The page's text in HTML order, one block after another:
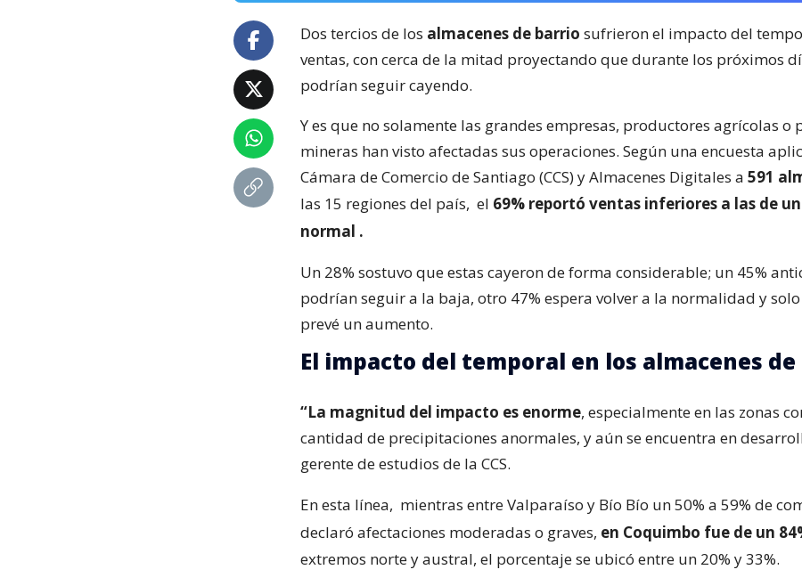
Dos tercios de los almacenes de barrio sufrieron el impacto del
ventas, con cerca de la mitad proyectando que durante los próximos
podrían seguir cayendo.
Y es que no solamente las grandes empresas, productores agrícolas o
mineras han visto afectadas sus operaciones. Según una encuesta
Cámara de Comercio de Santiago (CCS) y Almacenes Digitales a 591
las 15 regiones del país, el 69% reportó ventas inferiores a las de
normal .
Un 28% sostuvo que estas cayeron de forma considerable; un 45%
podrían seguir a la baja, otro 47% espera volver a la normalidad y solo
prevé un aumento.
El impacto del temporal en los almacenes
“La magnitud del impacto es enorme, especialmente en las zonas
cantidad de precipitaciones anormales, y aún se encuentra en
gerente de estudios de la CCS.
En esta línea, mientras entre Valparaíso y Bío Bío un 50% a 59% de
declaró afectaciones moderadas o graves, en Coquimbo fue de un
extremos norte y austral, el porcentaje se ubicó entre un 20% y 33%.